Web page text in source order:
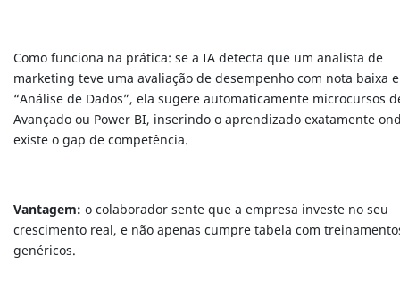
Como funciona na prática: se a IA detecta que um analista de
marketing teve uma avaliação de desempenho com nota baixa
“Análise de Dados”, ela sugere automaticamente microcursos
Avançado ou Power BI, inserindo o aprendizado exatamente
existe o gap de competência.
Vantagem: o colaborador sente que a empresa investe no seu
crescimento real, e não apenas cumpre tabela com
genéricos.